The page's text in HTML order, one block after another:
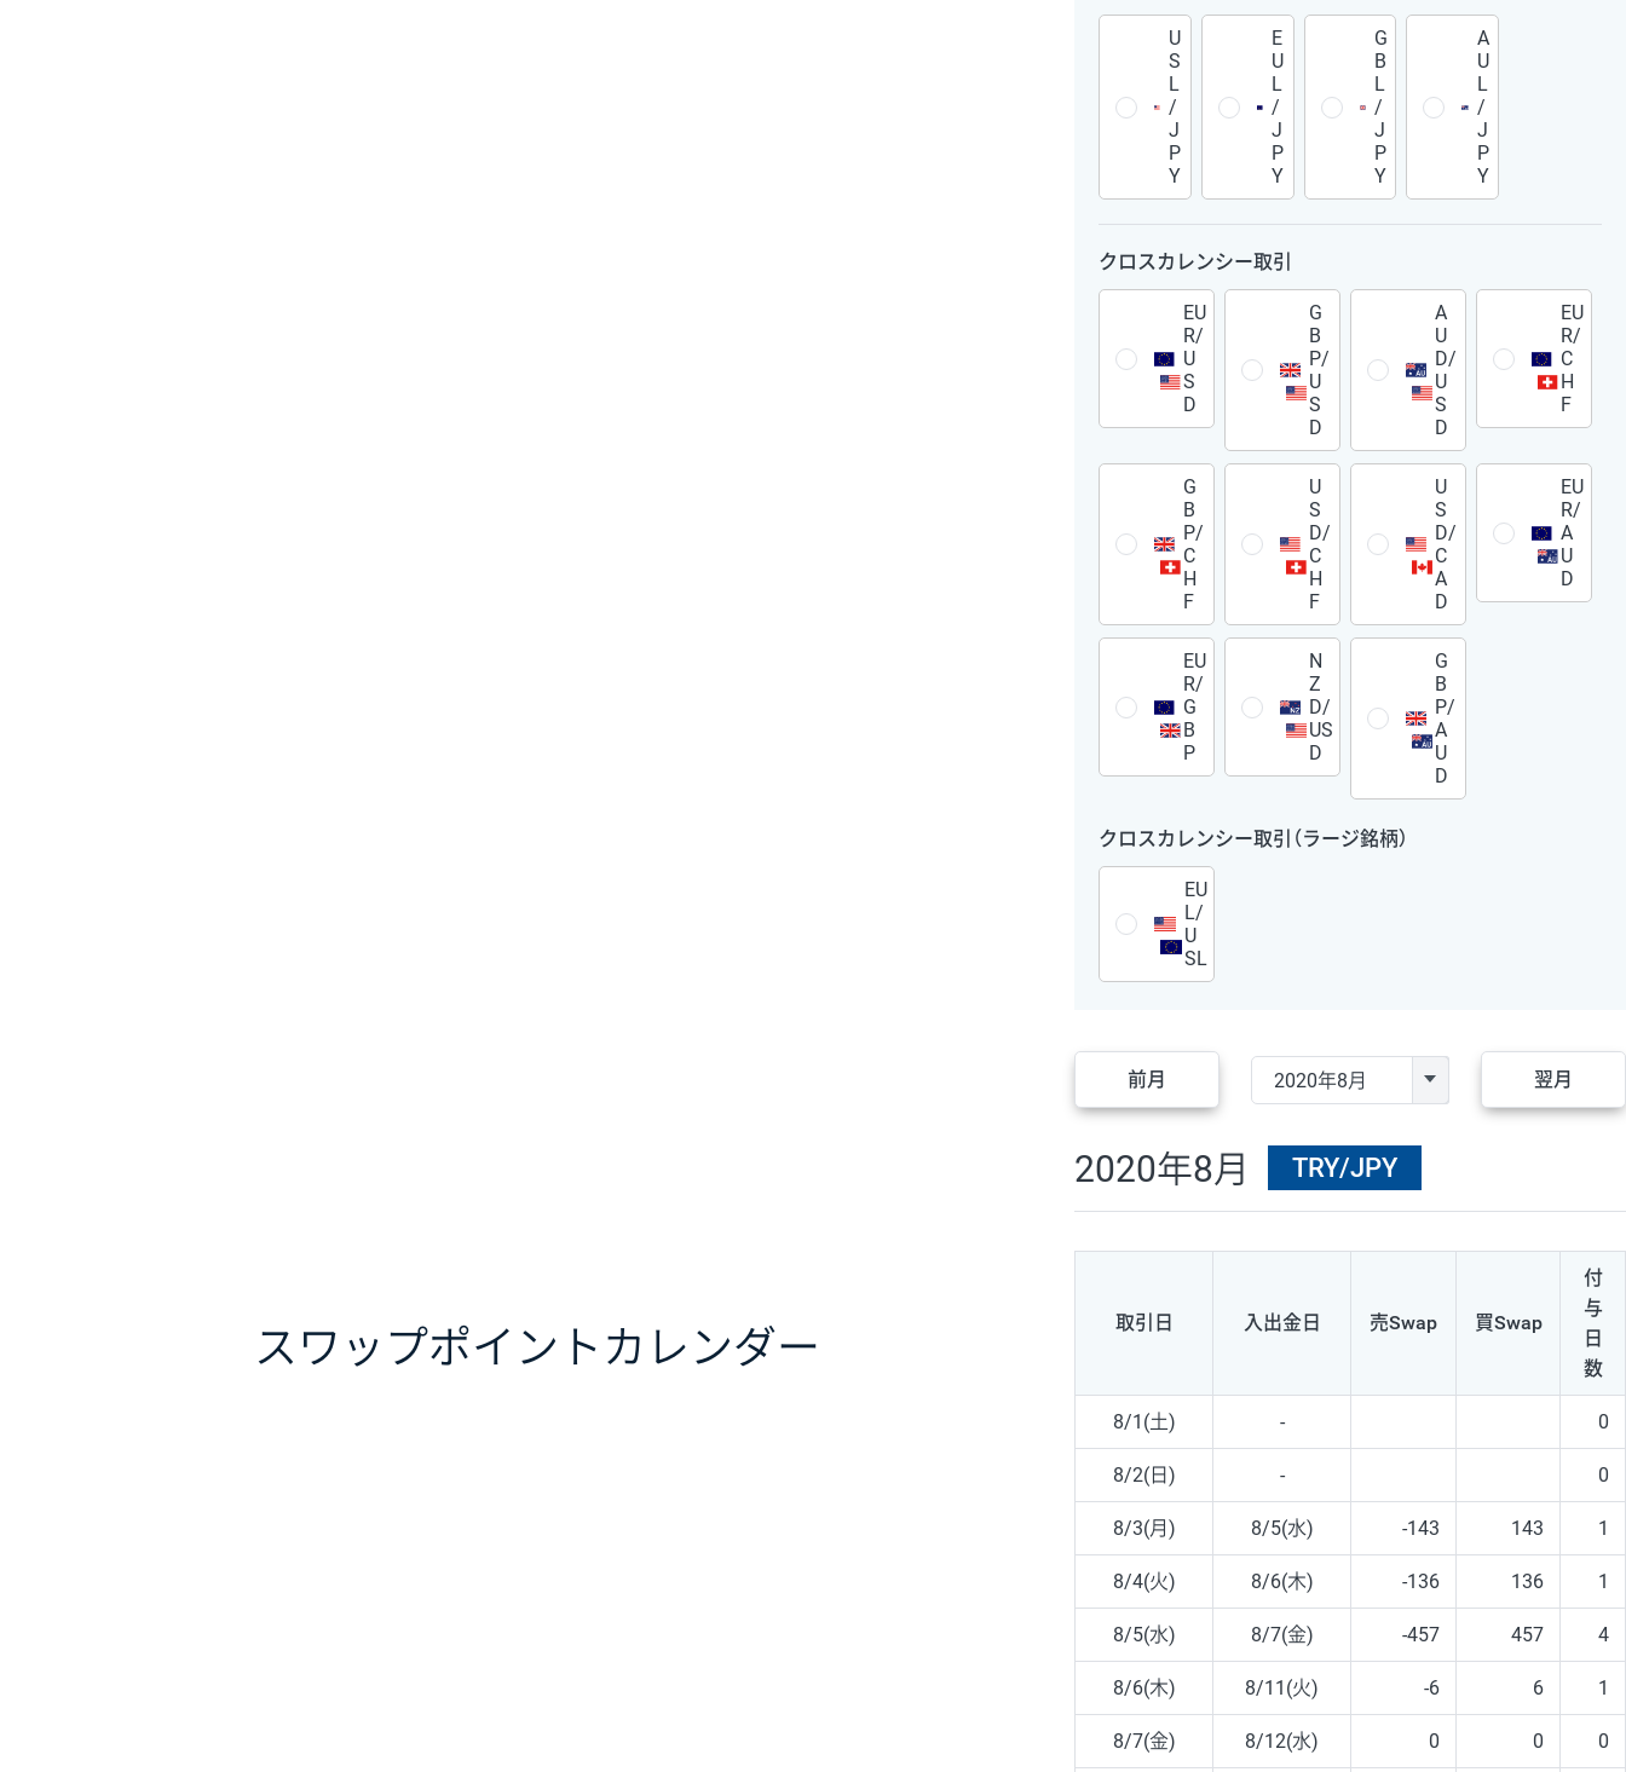
スワップポイント カレンダー
U
S
L
/
J
P
Y
E
U
L
/
J
P
Y
G
B
L
/
J
P
Y
A
U
L
/
J
P
Y
クロスカレンシー取引
EU
R/
U
S
D
G
B
P/
U
S
D
A
U
D/
U
S
D
EU
R/
C
H
F
G
B
P/
C
H
F
U
S
D/
C
H
F
U
S
D/
C
A
D
EU
R/
A
U
D
EU
R/
G
B
P
N
Z
D/
US
D
G
B
P/
A
U
D
クロスカレンシー取引（ラージ銘柄）
EU
L/
U
SL
前月 翌月
2020年8月 TRY/JPY
取引日 入出金日 売Swap 買Swap
付
与
日
数
8/1(土) - 0
8/2(日) - 0
8/3(月) 8/5(水) -143 143 1
8/4(火) 8/6(木) -136 136 1
8/5(水) 8/7(金) -457 457 4
8/6(木) 8/11(火) -6 6 1
8/7(金) 8/12(水) 0 0 0